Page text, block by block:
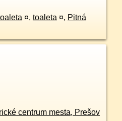
¤, toaleta ¤, Pitná